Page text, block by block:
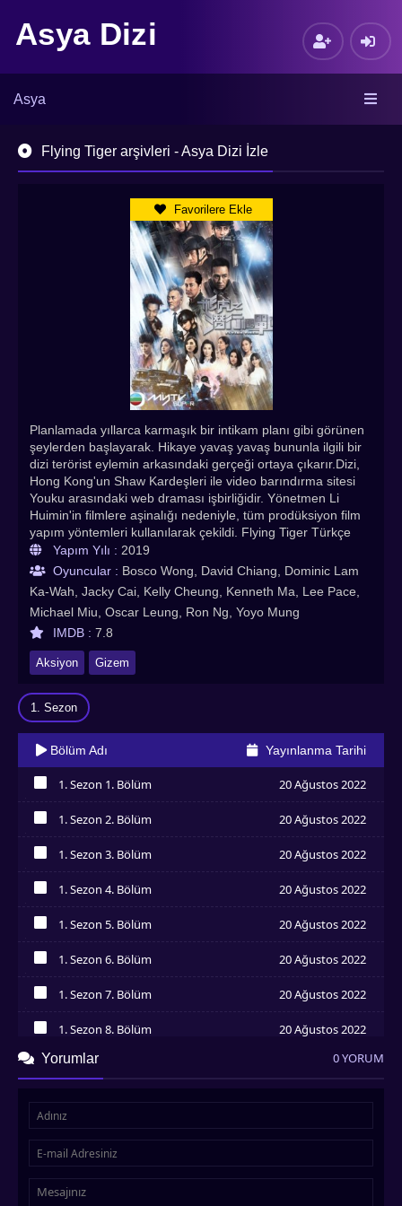
Asya Dizi
Asya
Flying Tiger arşivleri - Asya Dizi İzle
Favorilere Ekle
Planlamada yıllarca karmaşık bir intikam planı gibi görünen
şeylerden başlayarak. Hikaye yavaş yavaş bununla ilgili bir
dizi terörist eylemin arkasındaki gerçeği ortaya çıkarır.Dizi,
Hong Kong'un Shaw Kardeşleri ile video barındırma sitesi
Youku arasındaki web draması işbirliğidir. Yönetmen Li
Huimin'in filmlere aşinalığı nedeniyle, tüm prodüksiyon film
yapım yöntemleri kullanılarak çekildi. Flying Tiger Türkçe
altyazılı izle! En çok izlenen Asya dizileri, Hint dizileri, Çin
dizileri, Kore dizileri, Animeler Asyadiziizle’de
Yapım Yılı : 2019
Oyuncular : Bosco Wong, David Chiang, Dominic Lam
Ka-Wah, Jacky Cai, Kelly Cheung, Kenneth Ma, Lee Pace,
Michael Miu, Oscar Leung, Ron Ng, Yoyo Mung
IMDB : 7.8
Aksiyon Gizem
1. Sezon
Bölüm Adı Yayınlanma Tarihi
1. Sezon 1. Bölüm 20 Ağustos 2022
1. Sezon 2. Bölüm 20 Ağustos 2022
1. Sezon 3. Bölüm 20 Ağustos 2022
1. Sezon 4. Bölüm 20 Ağustos 2022
1. Sezon 5. Bölüm 20 Ağustos 2022
1. Sezon 6. Bölüm 20 Ağustos 2022
1. Sezon 7. Bölüm 20 Ağustos 2022
İzledim
1. Sezon 8. Bölüm 20 Ağustos 2022
1. Sezon 9. Bölüm 20 Ağustos 2022
İzledim
İzledim
İzledim
Yorumlar 0 YORUM